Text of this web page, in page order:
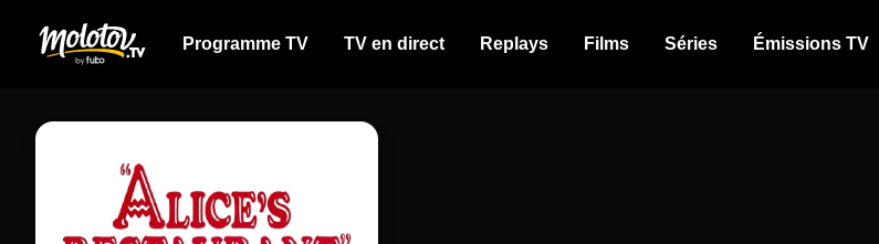
Programme TV TV en direct Replays Films Séries Émissions TV